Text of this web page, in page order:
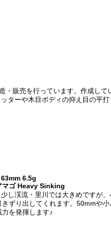
販売を行っています。作成し
ーや木目ボディの抑え目の平
6.5g
マゴ Heavy Sinking
し渓流・里川では大きめですが
きずり出してくれます。50mmや
を発揮します♪